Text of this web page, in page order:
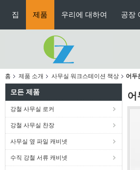
집 제품 우리에 대하여 공장
홈 제품 소개 사무실 워크스테이션 책상 어두
모든 제품
강철 사무실 로커
강철 사무실 찬장
사무실 옆 파일 캐비넷
수직 강철 서류 캐비넷
어